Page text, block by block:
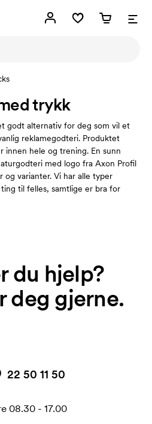
trykk
godt alternativ for deg som vil et
reklamegodteri. Produktet
innen hele og trening. En sunn
med logo fra Axon Profil
og varianter. Vi har alle typer
til felles, samtlige er bra for
du hjelp?
deg gjerne.
22 50 11 50
08.30 - 17.00